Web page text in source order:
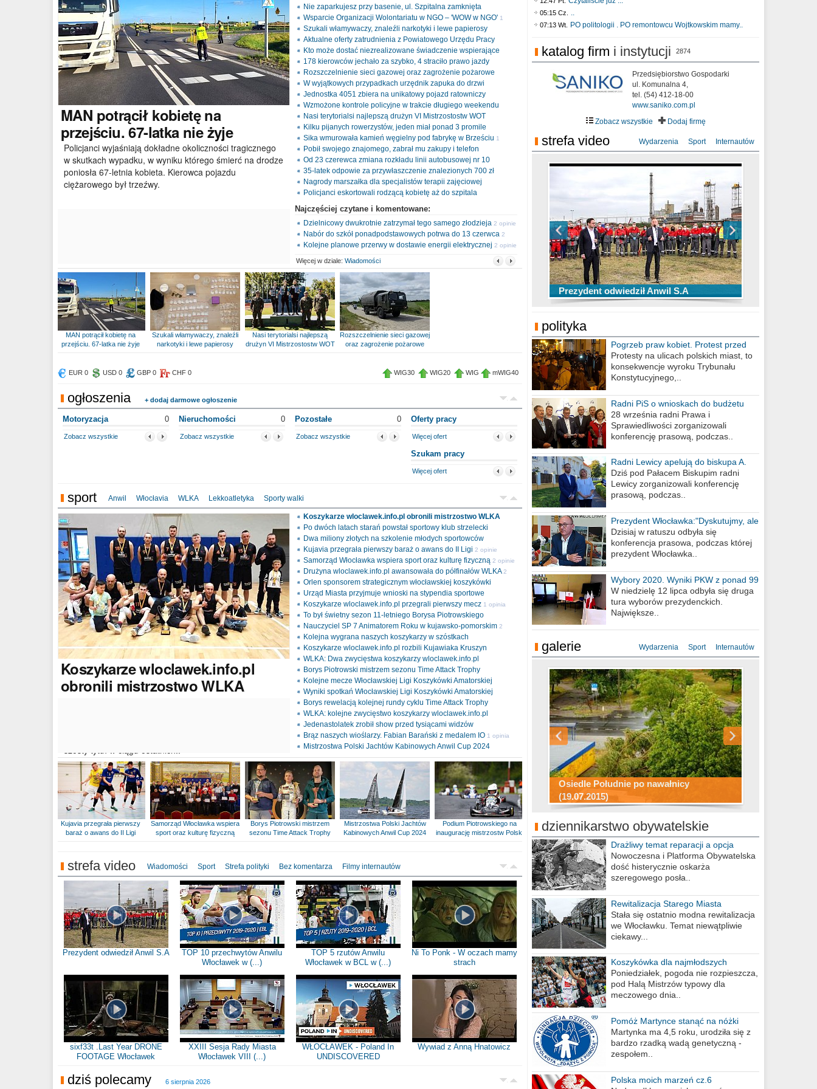
MAN potrącił kobietę na
przejściu. 67-latka nie żyje
Policjanci wyjaśniają dokładne okoliczności tragicznego
w skutkach wypadku, w wyniku którego śmierć na drodze
poniosła 67-letnia kobieta. Kierowca pojazdu
ciężarowego był trzeźwy.
Nie zaparkujesz przy basenie, ul. Szpitalna zamknięta
Wsparcie Organizacji Wolontariatu w NGO – 'WOW w NGO' 1
opinia
Szukali włamywaczy, znaleźli narkotyki i lewe papierosy
Aktualne oferty zatrudnienia z Powiatowego Urzędu Pracy
Kto może dostać niezrealizowane świadczenie wspierające
178 kierowców jechało za szybko, 4 straciło prawo jazdy
Rozszczelnienie sieci gazowej oraz zagrożenie pożarowe
W wyjątkowych przypadkach urzędnik zapuka do drzwi
Jednostka 4051 zbiera na unikatowy pojazd ratowniczy
Wzmożone kontrole policyjne w trakcie długiego weekendu
Nasi terytorialsi najlepszą drużyn VI Mistrzostostw WOT
Kilku pijanych rowerzystów, jeden miał ponad 3 promile
Sika wmurowała kamień węgielny pod fabrykę w Brześciu 1
opinia
Pobił swojego znajomego, zabrał mu zakupy i telefon
Od 23 czerewca zmiana rozkładu linii autobusowej nr 10
35-latek odpowie za przywłaszczenie znalezionych 700 zł
Nagrody marszałka dla specjalistów terapii zajęciowej
Policjanci eskortowali rodzącą kobietę aż do szpitala
Najczęściej czytane i komentowane:
Dzielnicowy dwukrotnie zatrzymał tego samego złodzieja 2 opinie
Nabór do szkół ponadpodstawowych potrwa do 13 czerwca 2
opinie
Kolejne planowe przerwy w dostawie energii elektrycznej 2 opinie
Więcej w dziale: Wiadomości
MAN potrącił kobietę na
przejściu. 67-latka nie żyje
Szukali włamywaczy, znaleźli
narkotyki i lewe papierosy
Nasi terytorialsi najlepszą
drużyn VI Mistrzostostw WOT
Rozszczelnienie sieci gazowej
oraz zagrożenie pożarowe
EUR 0 USD 0 GBP 0 CHF 0 WIG30 WIG20 WIG mWIG40
ogłoszenia + dodaj darmowe ogłoszenie
Motoryzacja 0
Zobacz wszystkie
Nieruchomości 0
Zobacz wszystkie
Pozostałe 0
Zobacz wszystkie
Oferty pracy
Więcej ofert
Szukam pracy
Więcej ofert
sport Anwil Włocłavia WLKA Lekkoatletyka Sporty walki
Koszykarzewloclawek.info.pl
obronili mistrzostwo WLKA
Koszykarze wloclawek.info.pl obronili mistrzostwo WLKA
Po dwóch latach starań powstał sportowy klub strzelecki
Dwa miliony złotych na szkolenie młodych sportowców
Kujavia przegrała pierwszy baraż o awans do II Ligi 2 opinie
Samorząd Włocławka wspiera sport oraz kulturę fizyczną 2 opinie
Drużyna wloclawek.info.pl awansowała do półfinałów WLKA 2
opinie
Orlen sponsorem strategicznym włocławskiej koszykówki
Urząd Miasta przyjmuje wnioski na stypendia sportowe
Koszykarze wloclawek.info.pl przegrali pierwszy mecz 1 opinia
To był świetny sezon 11-letniego Borysa Piotrowskiego
Nauczyciel SP 7 Animatorem Roku w kujawsko-pomorskim 2
opinie
Kolejna wygrana naszych koszykarzy w szóstkach
Koszykarze wloclawek.info.pl rozbili Kujawiaka Kruszyn
WLKA: Dwa zwycięstwa koszykarzy wloclawek.info.pl
Borys Piotrowski mistrzem sezonu Time Attack Trophy
Kolejne mecze Włocławskiej Ligi Koszykówki Amatorskiej
Wyniki spotkań Włocławskiej Ligi Koszykówki Amatorskiej
Borys rewelacją kolejnej rundy cyklu Time Attack Trophy
WLKA: kolejne zwycięstwo koszykarzy wloclawek.info.pl
Jedenastolatek zrobił show przed tysiącami widzów
Brąz naszych wioślarzy. Fabian Barański z medalem IO 1 opinia
Mistrzostwa Polski Jachtów Kabinowych Anwil Cup 2024
Kujavia przegrała pierwszy
baraż o awans do II Ligi
Samorząd Włocławka wspiera
sport oraz kulturę fizyczną
Borys Piotrowski mistrzem
sezonu Time Attack Trophy
Mistrzostwa Polski Jachtów
Kabinowych Anwil Cup 2024
Podium Piotrowskiego na
inaugurację mistrzostw Polski
strefa video Wiadomości Sport Strefa polityki Bez komentarza Filmy internautów
Prezydent odwiedził Anwil S.A
TOP 10 przechwytów Anwilu
Włocławek w (...)
TOP 5 rzutów Anwilu
Włocławek w BCL w (...)
Ni To Ponk - W oczach mamy
strach
sixf33t .Last Year DRONE
FOOTAGE Włocławek
XXIII Sesja Rady Miasta
Włocławek VIII (...)
WŁOCŁAWEK - Poland In
UNDISCOVERED
Wywiad z Anną Hnatowicz
dziś polecamy 6 sierpnia 2026
05:15 Cz. ..
07:13 Wt. PO politologii . PO remontowcu Wojtkowskim mamy..
katalog firm i instytucji 2874
Przedsiębiorstwo Gospodarki
ul. Komunalna 4,
tel. (54) 412-18-00
www.saniko.com.pl
Zobacz wszystkie
Dodaj firmę
strefa video Wydarzenia Sport Internautów
Prezydent odwiedził Anwil S.A
TOP 10 przechwytów Anwilu Włocławek
w EBL w sezonie 2019/2020
TOP 5 rzutów Anwilu Włocławek w BCL
w sezonie 2019/2020
Ni To Ponk - W oczach mamy strach
sixf33t .Last Year DRONE FOOTAGE
Włocławek
XXIII Sesja Rady Miasta Włocławek VIII
kadencji w dniu 09.06.2020 r.
polityka
Pogrzeb praw kobiet. Protest przed
biurem poselskim PiS
Protesty na ulicach polskich miast, to
konsekwencje wyroku Trybunału
Konstytucyjnego,..
Radni PiS o wnioskach do budżetu
miasta na 2021 rok
28 września radni Prawa i
Sprawiedliwości zorganizowali
konferencję prasową, podczas..
Radni Lewicy apelują do biskupa A.
Wiesława Meringa
Dziś pod Pałacem Biskupim radni
Lewicy zorganizowali konferencję
prasową, podczas..
Prezydent Włocławka:"Dyskutujmy, ale
nie obrażajmy się”
Dzisiaj w ratuszu odbyła się
konferencja prasowa, podczas której
prezydent Włocławka..
Wybory 2020. Wyniki PKW z ponad 99
procent obwodów
W niedzielę 12 lipca odbyła się druga
tura wyborów prezydenckich.
Największe..
galerie Wydarzenia Sport Internautów
Osiedle Południe po nawałnicy
(19.07.2015)
Wizytówka Włocławka
polowanie wigilijne 2014
Miasto kładzie się do snu .
Konkurs fotograficzny "Co to za
miejsca"
Ścieżka rowerowa w naszym mieście
dziennikarstwo obywatelskie
Drażliwy temat reparacji a opcja
berlińska
Nowoczesna i Platforma Obywatelska
dość histerycznie oskarża
szeregowego posła..
Rewitalizacja Starego Miasta
Stała się ostatnio modna rewitalizacja
we Włocławku. Temat niewątpliwie
ciekawy...
Koszykówka dla najmłodszych
Poniedziałek, pogoda nie rozpieszcza,
pod Halą Mistrzów typowy dla
meczowego dnia..
Pomóż Martynce stanąć na nóżki
Martynka ma 4,5 roku, urodziła się z
bardzo rzadką wadą genetyczną -
zespołem..
Polska moich marzeń cz.6